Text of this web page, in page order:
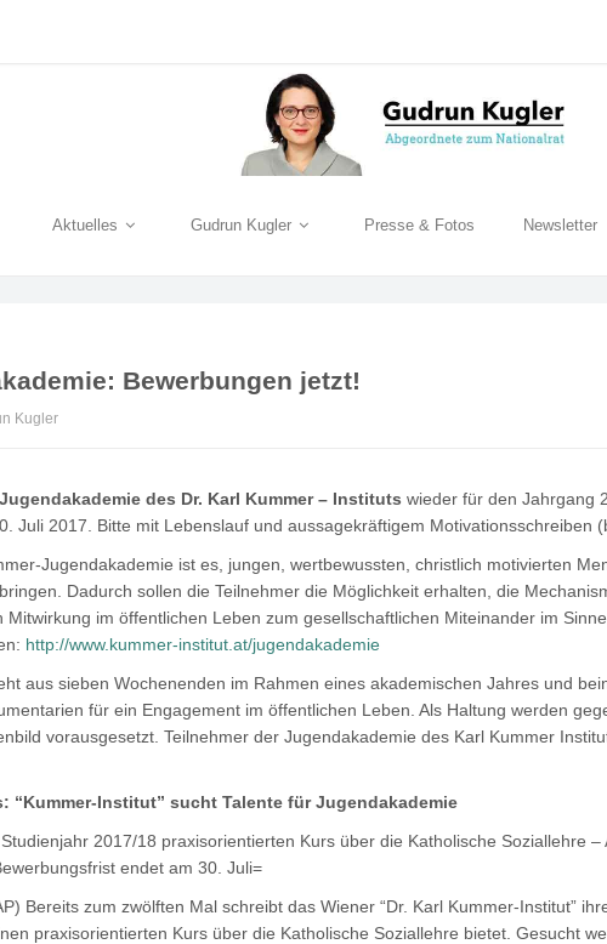
Aktuelles Gudrun Kugler Presse & Fotos Newsletter
Bewerbungen jetzt!
Kugler
Jugendakademie des Dr. Karl Kummer – Instituts wieder für den Jahrgang
Juli 2017. Bitte mit Lebenslauf und aussagekräftigem Motivationsschreiben
Jugendakademie ist es, jungen, wertbewussten, christlich motivierten
Dadurch sollen die Teilnehmer die Möglichkeit erhalten, die
im öffentlichen Leben zum gesellschaftlichen Miteinander im
http://www.kummer-institut.at/jugendakademie
aus sieben Wochenenden im Rahmen eines akademischen Jahres und
für ein Engagement im öffentlichen Leben. Als Haltung werden
vorausgesetzt. Teilnehmer der Jugendakademie des Karl Kummer
“Kummer-Institut” sucht Talente für Jugendakademie
2017/18 praxisorientierten Kurs über die Katholische Soziallehre
endet am 30. Juli=
Bereits zum zwölften Mal schreibt das Wiener “Dr. Karl Kummer-Institut”
praxisorientierten Kurs über die Katholische Soziallehre bietet. Gesucht